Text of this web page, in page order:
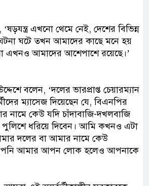
এখনো থেমে নেই, দেশের বিভিন্ন
ঘটে তখন আমাদের কাছে মনে হয়
এখনও আমাদের আশেপাশে রয়েছে।’
বলেন, ‘দলের ভারপ্রাপ্ত চেয়ারম্যান
ম্যাসেজ দিয়েছেন যে, বিএনপির
নামে কেউ যদি চাঁদাবাজি-দখলবাজি
ধরিয়ে দিবেন। আমি কখনও এটা
দলের বা আমার নামে কেউ
আমার আপন লোক হলেও আপনাকে